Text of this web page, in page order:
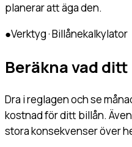
planerar att äga den.
●Verktyg · Billånekalkylator
Beräkna vad
Dra i reglagen och se
kostnad för ditt billån.
stora konsekvenser över